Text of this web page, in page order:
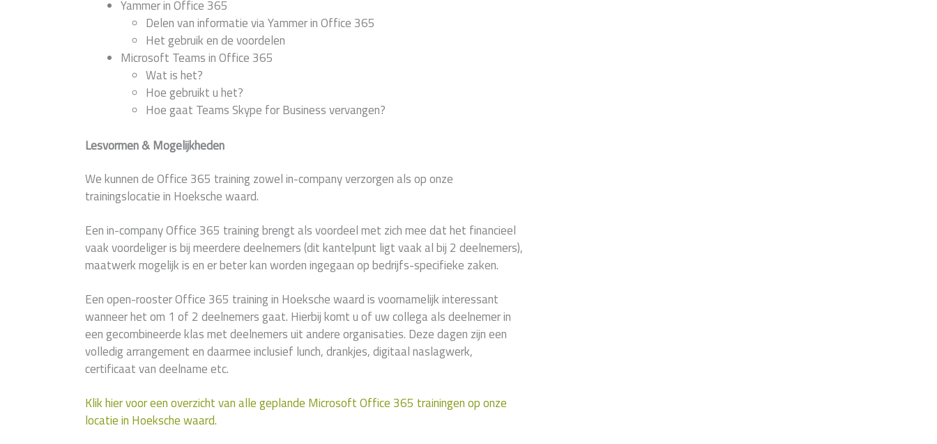
Yammer in Office 365
Delen van informatie via Yammer in Office 365
Het gebruik en de voordelen
Microsoft Teams in Office 365
Wat is het?
Hoe gebruikt u het?
Hoe gaat Teams Skype for Business vervangen?
Lesvormen & Mogelijkheden
We kunnen de Office 365 training zowel in-company verzorgen als op onze
trainingslocatie in Hoeksche waard.
Een in-company Office 365 training brengt als voordeel met zich mee dat het financieel
vaak voordeliger is bij meerdere deelnemers (dit kantelpunt ligt vaak al bij 2 deelnemers),
maatwerk mogelijk is en er beter kan worden ingegaan op bedrijfs-specifieke zaken.
Een open-rooster Office 365 training in Hoeksche waard is voornamelijk interessant
wanneer het om 1 of 2 deelnemers gaat. Hierbij komt u of uw collega als deelnemer in
een gecombineerde klas met deelnemers uit andere organisaties. Deze dagen zijn een
volledig arrangement en daarmee inclusief lunch, drankjes, digitaal naslagwerk,
certificaat van deelname etc.
Klik hier voor een overzicht van alle geplande Microsoft Office 365 trainingen op onze
locatie in Hoeksche waard.